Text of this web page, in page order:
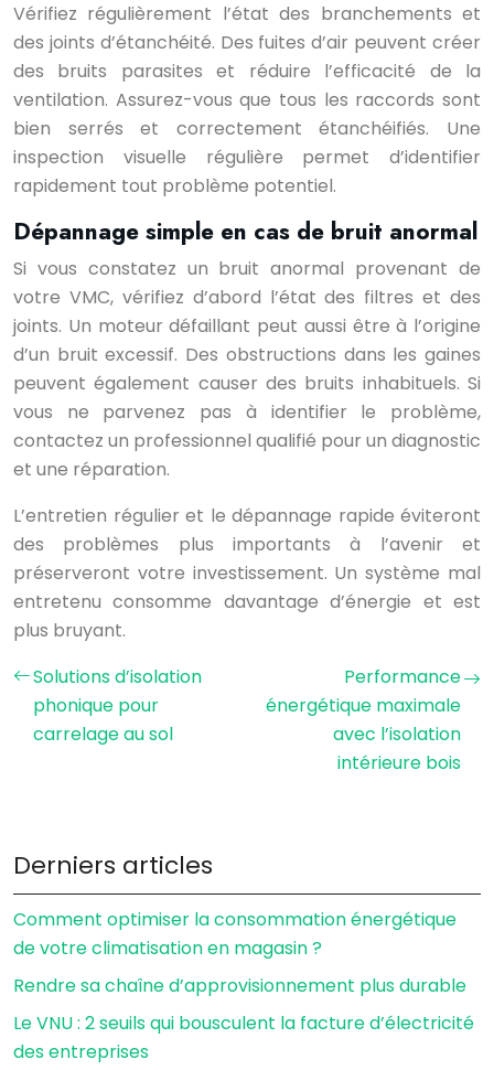
Vérifiez régulièrement l’état des branchements et
des joints d’étanchéité. Des fuites d’air peuvent créer
des bruits parasites et réduire l’efficacité de la
ventilation. Assurez-vous que tous les raccords sont
bien serrés et correctement étanchéifiés. Une
inspection visuelle régulière permet d’identifier
rapidement tout problème potentiel.
Dépannage simple en cas de bruit anormal
Si vous constatez un bruit anormal provenant de
votre VMC, vérifiez d’abord l’état des filtres et des
joints. Un moteur défaillant peut aussi être à l’origine
d’un bruit excessif. Des obstructions dans les gaines
peuvent également causer des bruits inhabituels. Si
vous ne parvenez pas à identifier le problème,
contactez un professionnel qualifié pour un diagnostic
et une réparation.
L’entretien régulier et le dépannage rapide éviteront
des problèmes plus importants à l’avenir et
préserveront votre investissement. Un système mal
entretenu consomme davantage d’énergie et est
plus bruyant.
Solutions d’isolation
phonique pour
carrelage au sol
Performance
énergétique maximale
avec l’isolation
intérieure bois
Derniers articles
Comment optimiser la consommation énergétique
de votre climatisation en magasin ?
Rendre sa chaîne d’approvisionnement plus durable
Le VNU : 2 seuils qui bousculent la facture d’électricité
des entreprises